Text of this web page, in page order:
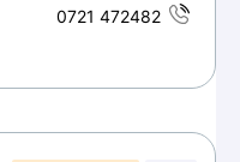
0721 472482